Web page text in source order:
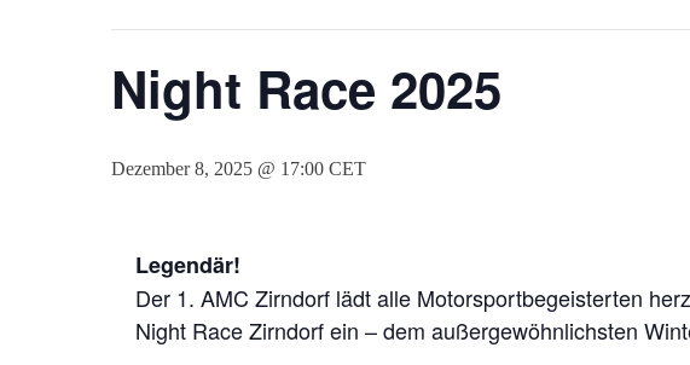
Night Race 2025
Dezember 8, 2025 @ 17:00 CET
Legendär!
Der 1. AMC Zirndorf lädt alle Motorsportbegeisterten
Night Race Zirndorf ein – dem außergewöhnlichsten